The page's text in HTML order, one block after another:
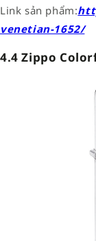
Link sản phẩm:
venetian-1652/
4.4 Zippo